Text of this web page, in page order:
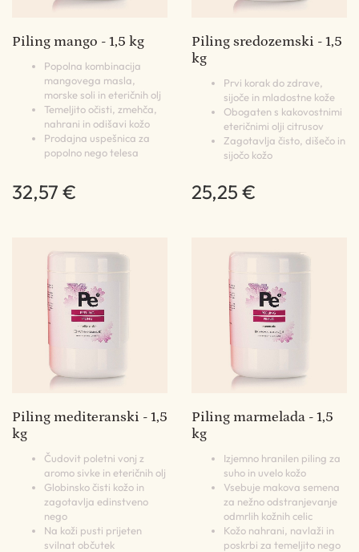
Piling mango - 1,5 kg
Popolna kombinacija
mangovega masla,
morske soli in eteričnih olj
Temeljito očisti, zmehča,
nahrani in odišavi kožo
Prodajna uspešnica za
popolno nego telesa
32,57 €
Piling sredozemski - 1,5
kg
Prvi korak do zdrave,
sijoče in mladostne kože
Obogaten s kakovostnimi
eteričnimi olji citrusov
Zagotavlja čisto, dišečo in
sijočo kožo
25,25 €
Piling mediteranski - 1,5
kg
Čudovit poletni vonj z
aromo sivke in eteričnih olj
Globinsko čisti kožo in
zagotavlja edinstveno
nego
Na koži pusti prijeten
svilnat občutek
Piling marmelada - 1,5
kg
Izjemno hranilen piling za
suho in uvelo kožo
Vsebuje makova semena
za nežno odstranjevanje
odmrlih kožnih celic
Kožo nahrani, navlaži in
poskrbi za temeljito nego